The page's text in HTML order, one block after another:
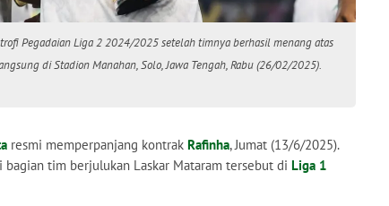
Pegadaian Liga 2 2024/2025 setelah timnya berhasil menang atas
di Stadion Manahan, Solo, Jawa Tengah, Rabu (26/02/2025).
resmi memperpanjang kontrak Rafinha, Jumat (13/6/2025).
tim berjulukan Laskar Mataram tersebut di Liga 1